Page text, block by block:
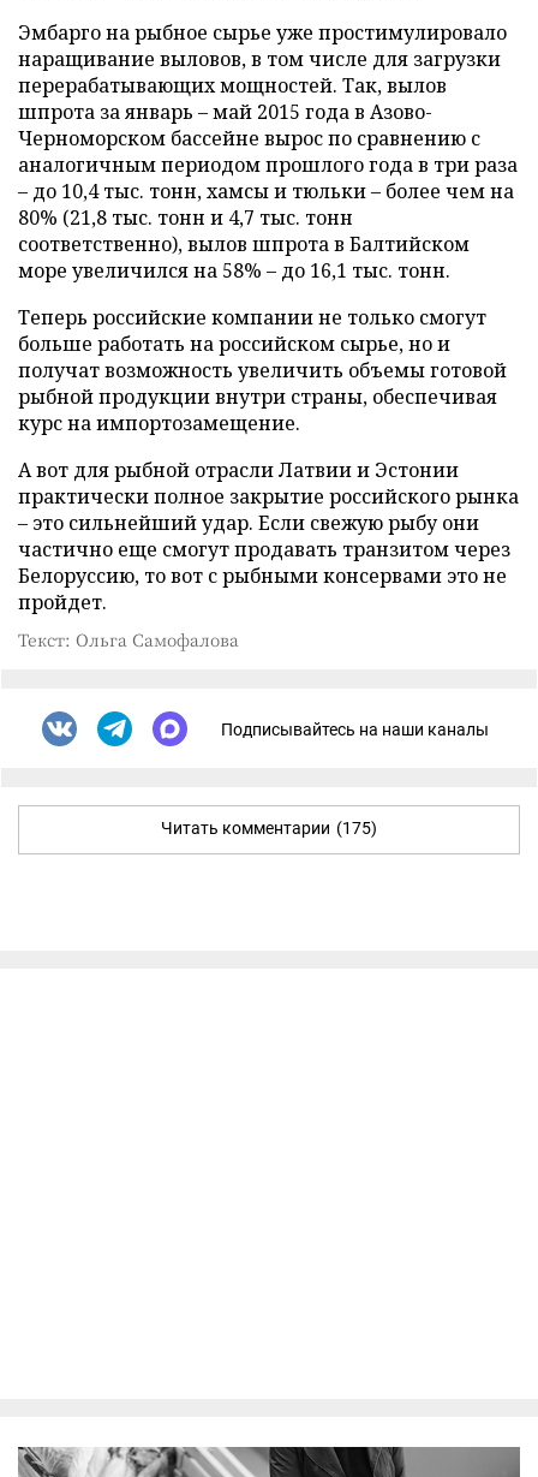
Эмбарго на рыбное сырье уже простимулировало
наращивание выловов, в том числе для загрузки
перерабатывающих мощностей. Так, вылов
шпрота за январь – май 2015 года в Азово-
Черноморском бассейне вырос по сравнению с
аналогичным периодом прошлого года в три раза
– до 10,4 тыс. тонн, хамсы и тюльки – более чем на
80% (21,8 тыс. тонн и 4,7 тыс. тонн
соответственно), вылов шпрота в Балтийском
море увеличился на 58% – до 16,1 тыс. тонн.
Теперь российские компании не только смогут
больше работать на российском сырье, но и
получат возможность увеличить объемы готовой
рыбной продукции внутри страны, обеспечивая
курс на импортозамещение.
А вот для рыбной отрасли Латвии и Эстонии
практически полное закрытие российского рынка
– это сильнейший удар. Если свежую рыбу они
частично еще смогут продавать транзитом через
Белоруссию, то вот с рыбными консервами это не
пройдет.
Текст: Ольга Самофалова
Подписывайтесь на наши каналы
Читать комментарии (175)